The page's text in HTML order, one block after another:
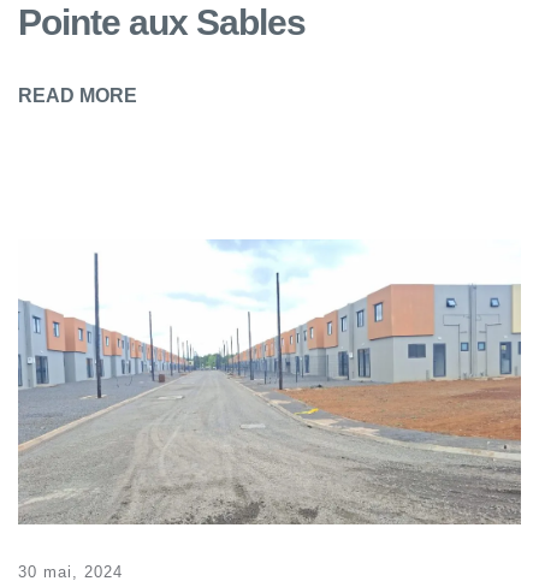
Pointe aux Sables
READ MORE
30 mai, 2024